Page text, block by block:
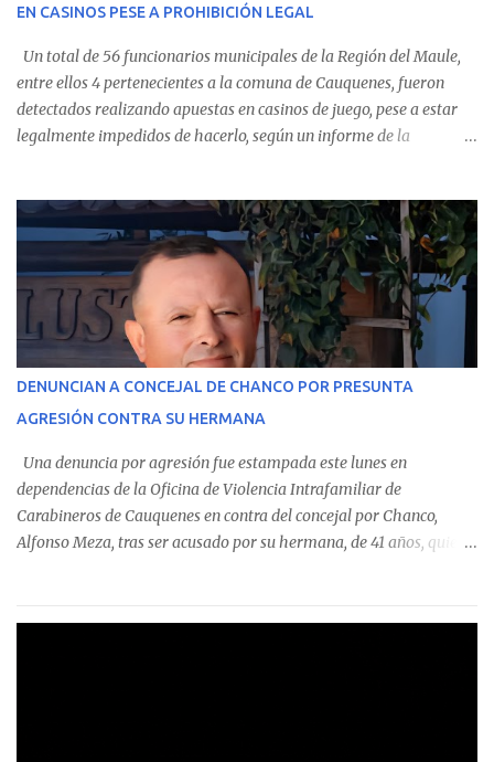
evolución favorable. No obstante, alrededo...
EN CASINOS PESE A PROHIBICIÓN LEGAL
Un total de 56 funcionarios municipales de la Región del Maule,
entre ellos 4 pertenecientes a la comuna de Cauquenes, fueron
detectados realizando apuestas en casinos de juego, pese a estar
legalmente impedidos de hacerlo, según un informe de la
estableció que estos funcionarios —quienes administran o
custodian fondos públicos— efectuaron transacciones por un
monto total de $116.075.918 entre enero de 2024 y junio de 2025.
En el detalle regional, se indica que en la comuna de Cauquenes se
identificó a cuatro funcionarios involucrados en este tipo de
operaciones. Asimismo, se precisa que uno de los casos
corresponde a un funcionario de la Municipalidad de Chanco,
detectaron incumplimientos a la normativa vigente. El informe
precisa que la mayor cantidad de dinero apostado se registró en
Talca, donde...
DENUNCIAN A CONCEJAL DE CHANCO POR PRESUNTA
AGRESIÓN CONTRA SU HERMANA
Una denuncia por agresión fue estampada este lunes en
dependencias de la Oficina de Violencia Intrafamiliar de
Carabineros de Cauquenes en contra del concejal por Chanco,
Alfonso Meza, tras ser acusado por su hermana, de 41 años, quien
relató que los hechos ocurrieron cerca de las 11:30 horas en el